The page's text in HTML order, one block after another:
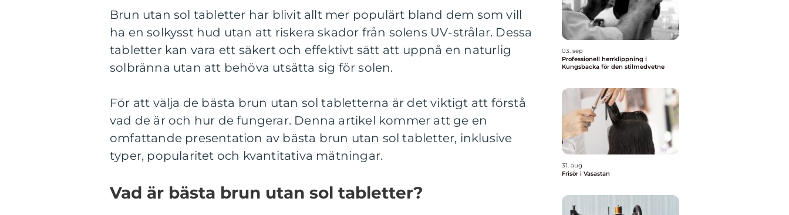
Brun utan sol tabletter har blivit allt mer populärt bland dem som vill
ha en solkysst hud utan att riskera skador från solens UV-strålar. Dessa
tabletter kan vara ett säkert och effektivt sätt att uppnå en naturlig
solbränna utan att behöva utsätta sig för solen.
För att välja de bästa brun utan sol tabletterna är det viktigt att förstå
vad de är och hur de fungerar. Denna artikel kommer att ge en
omfattande presentation av bästa brun utan sol tabletter, inklusive
typer, popularitet och kvantitativa mätningar.
Vad är bästa brun utan sol tabletter?
03. sep
Professionell herrklippning i
Kungsbacka för den stilmedvetne
31. aug
Frisör i Vasastan